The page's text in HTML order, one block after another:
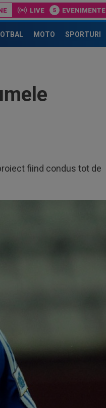
LIVE EVENIMENTE
MOTO SPORTURI
fiind condus tot de
că prietena lui a murit,
nici nu exista. Toată țara a
- Oțelul, LIVE VIDEO,